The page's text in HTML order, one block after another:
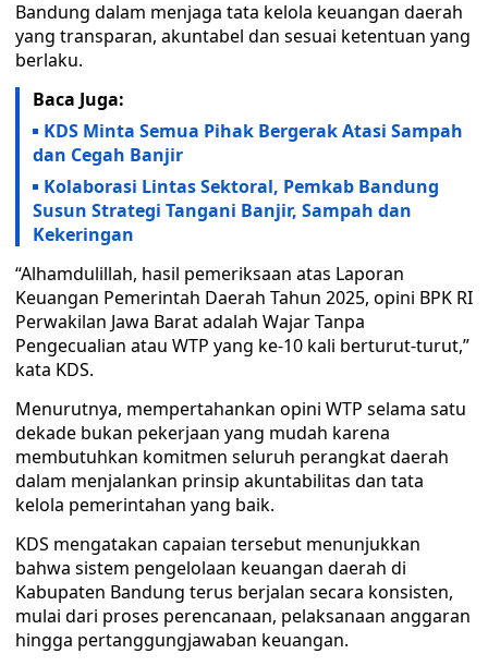
Bandung dalam menjaga tata kelola keuangan daerah
yang transparan, akuntabel dan sesuai ketentuan yang
berlaku.
Baca Juga:
KDS Minta Semua Pihak Bergerak Atasi Sampah
dan Cegah Banjir
Kolaborasi Lintas Sektoral, Pemkab Bandung
Susun Strategi Tangani Banjir, Sampah dan
Kekeringan
“Alhamdulillah, hasil pemeriksaan atas Laporan
Keuangan Pemerintah Daerah Tahun 2025, opini BPK RI
Perwakilan Jawa Barat adalah Wajar Tanpa
Pengecualian atau WTP yang ke-10 kali berturut-turut,”
kata KDS.
Menurutnya, mempertahankan opini WTP selama satu
dekade bukan pekerjaan yang mudah karena
membutuhkan komitmen seluruh perangkat daerah
dalam menjalankan prinsip akuntabilitas dan tata
kelola pemerintahan yang baik.
KDS mengatakan capaian tersebut menunjukkan
bahwa sistem pengelolaan keuangan daerah di
Kabupaten Bandung terus berjalan secara konsisten,
mulai dari proses perencanaan, pelaksanaan anggaran
hingga pertanggungjawaban keuangan.